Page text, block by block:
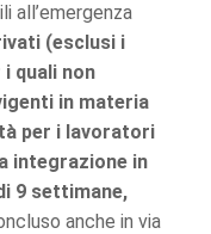
all’emergenza
(esclusi i
quali non
in materia
per i lavoratori
integrazione in
9 settimane,
anche in via